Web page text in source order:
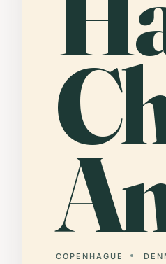
COPENHAGUE